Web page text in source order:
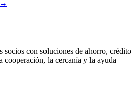
→
socios con soluciones de ahorro, crédito
la cercanía y la ayuda